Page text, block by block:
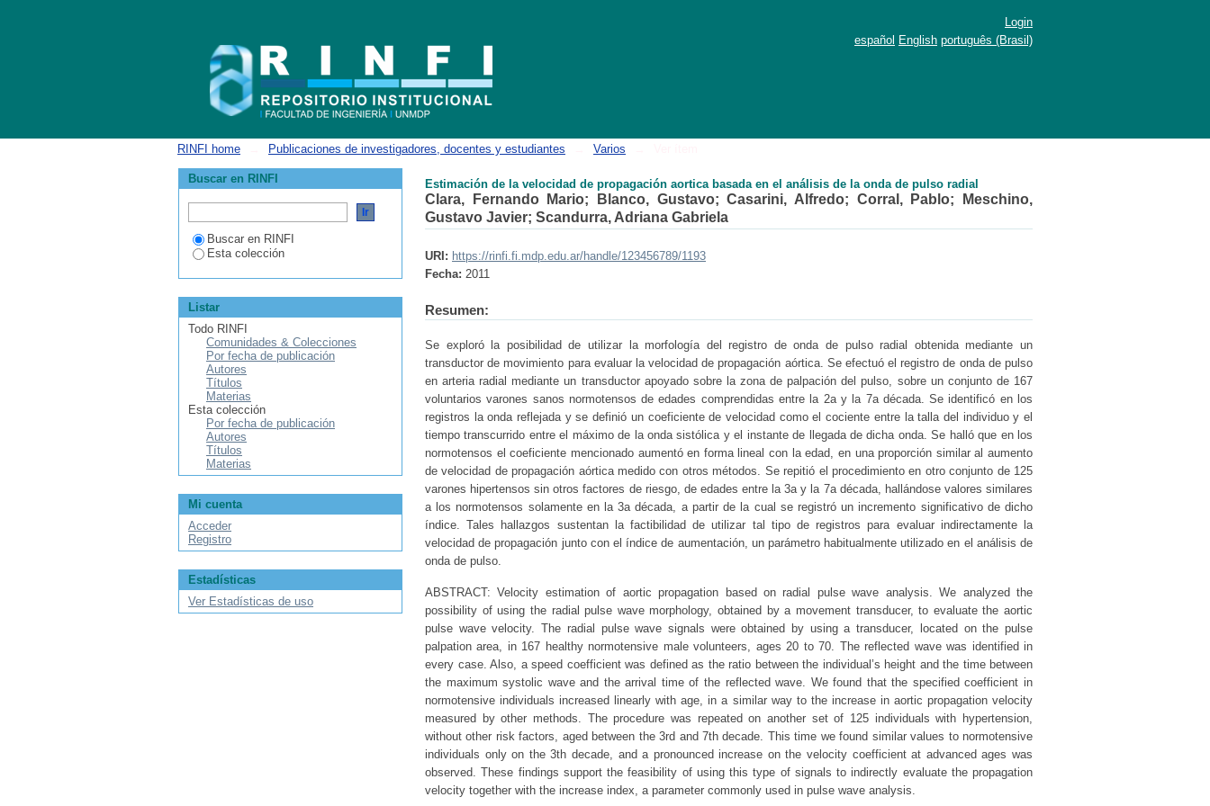
Login
español English português (Brasil)
RINFI home Publicaciones de investigadores, docentes y estudiantes Varios
Estimación de la velocidad de propagación aortica basada en el análisis de la onda de pulso radial
Clara, Fernando Mario; Blanco, Gustavo;Casarini, Alfredo; Corral, Pablo;
Meschino,
Gustavo Javier; Scandurra, Adriana Gabriela
URI: https://rinfi.fi.mdp.edu.ar/handle/123456789/1193
Fecha: 2011
Resumen:
Se exploró la posibilidad de utilizar la morfología del registro de onda de pulso radial obtenida mediante un
transductor de movimiento para evaluar la velocidad de propagación aórtica. Se efectuó el registro de onda de pulso
en arteria radial mediante un transductor apoyado sobre la zona de palpación del pulso, sobre un conjunto de 167
voluntarios varones sanos normotensos de edades comprendidas entre la 2a y la 7a década. Se identificó en los
registros la onda reflejada y se definió un coeficiente de velocidad como el cociente entre la talla del individuo y el
tiempo transcurrido entre el máximo de la onda sistólica y el instante de llegada de dicha onda. Se halló que en los
normotensos el coeficiente mencionado aumentó en forma lineal con la edad, en una proporción similar al aumento
de velocidad de propagación aórtica medido con otros métodos. Se repitió el procedimiento en otro conjunto de 125
varones hipertensos sin otros factores de riesgo, de edades entre la 3a y la 7a década, hallándose valores similares
a los normotensos solamente en la 3a década, a partir de la cual se registró un incremento significativo de dicho
índice. Tales hallazgos sustentan la factibilidad de utilizar tal tipo de registros para evaluar indirectamente la
velocidad de propagación junto con el índice de aumentación, un parámetro habitualmente utilizado en el análisis de
onda de pulso.
ABSTRACT: Velocity estimation of aortic propagation based on radial pulse wave analysis. We analyzed the
possibility of using the radial pulse wave morphology, obtained by a movement transducer, to evaluate the aortic
pulse wave velocity. The radial pulse wave signals were obtained by using a transducer, located on the pulse
palpation area, in 167 healthy normotensive male volunteers, ages 20 to 70. The reflected wave was identified in
every case. Also, a speed coefficient was defined as the ratio between the individual’s height and the time between
the maximum systolic wave and the arrival time of the reflected wave. We found that the specified coefficient in
normotensive individuals increased linearly with age, in a similar way to the increase in aortic propagation velocity
measured by other methods. The procedure was repeated on another set of 125 individuals with hypertension,
without other risk factors, aged between the 3rd and 7th decade. This time we found similar values to normotensive
individuals only on the 3th decade, and a pronounced increase on the velocity coefficient at advanced ages was
observed. These findings support the feasibility of using this type of signals to indirectly evaluate the propagation
velocity together with the increase index, a parameter commonly used in pulse wave analysis.
Buscar en RINFI
Buscar en RINFI
Esta colección
Listar
Todo RINFI
Comunidades & Colecciones
Por fecha de publicación
Autores
Títulos
Materias
Esta colección
Por fecha de publicación
Autores
Títulos
Materias
Mi cuenta
Acceder
Registro
Estadísticas
Ver Estadísticas de uso